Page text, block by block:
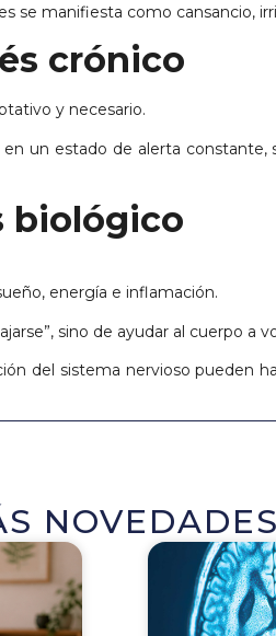
se manifiesta como cansancio,
crónico
y necesario.
un estado de alerta constante,
biológico
energía e inflamación.
sino de ayudar al cuerpo a
del sistema nervioso pueden
NOVEDADES